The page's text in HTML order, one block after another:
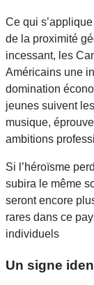
Ce qui
de la proximité
incessant, les
Américains une
domination
jeunes suivent
musique,
ambitions
Si l’héroïsme
subira le même
seront encore
rares dans ce
individuels
Un signe